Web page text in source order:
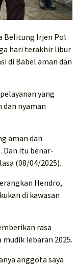
Belitung Irjen Pol
hari terakhir libur
di Babel aman dan
yang
dan nyaman
aman dan
Dan itu benar-
(08/04/2025).
Hendro,
di kawasan
rasa
lebaran 2025.
anggota saya